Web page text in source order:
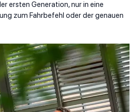
ersten Generation, nur in eine
zum Fahrbefehl oder der genauen